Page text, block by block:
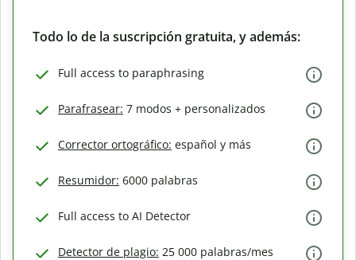
Todo lo de la suscripción gratuita, y además:
Full access to paraphrasing
Parafrasear: 7 modos + personalizados
Corrector ortográfico: español y más
Resumidor: 6000 palabras
Full access to AI Detector
Detector de plagio: 25 000 palabras/mes